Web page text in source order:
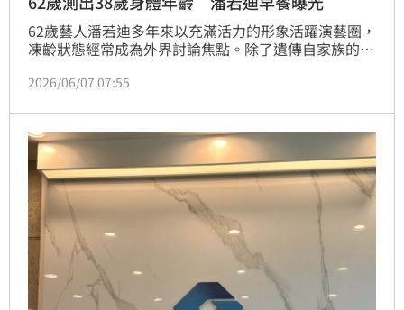
62歲藝人潘若迪多年來以充滿活力的形象活躍演藝圈，
凍齡狀態經常成為外界討論焦點。除了遺傳自家族的長
也被視為維持健康的重要關鍵。林宜君
2026/06/07 07:55